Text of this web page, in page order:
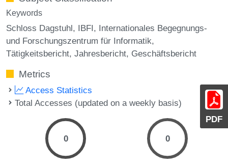
PDF
Keywords
Schloss Dagstuhl IBFI Internationales Begegnungs-
und Forschungszentrum für Informatik
Tätigkeitsbericht Jahresbericht Geschäftsbericht
Metrics
Access Statistics
Total Accesses (updated on a weekly basis)
0 0